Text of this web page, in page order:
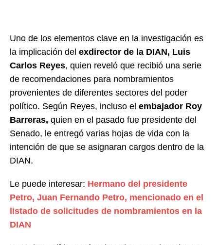
Uno de los elementos clave en la investigación es
la implicación del exdirector de la DIAN, Luis
Carlos Reyes, quien reveló que recibió una serie
de recomendaciones para nombramientos
provenientes de diferentes sectores del poder
político. Según Reyes, incluso el embajador Roy
Barreras, quien en el pasado fue presidente del
Senado, le entregó varias hojas de vida con la
intención de que se asignaran cargos dentro de la
DIAN.
Le puede interesar: Hermano del presidente
Petro, Juan Fernando Petro, mencionado en el
listado de solicitudes de nombramientos en la
DIAN